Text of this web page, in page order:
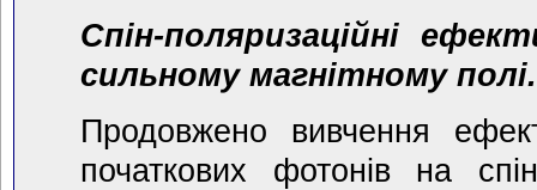
Спін-поляризаційні
сильному магнітному
Продовжено вивчення
початкових фотонів на